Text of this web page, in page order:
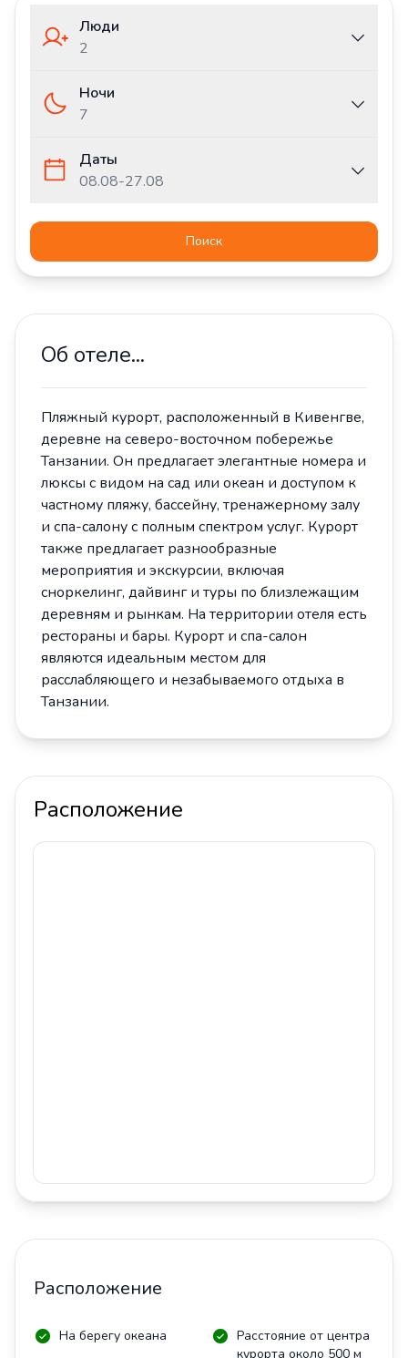
Люди
2
Ночи
7
Даты
08.08-27.08
Поиск
Об отеле...
Пляжный курорт, расположенный в Кивенгве,
деревне на северо-восточном побережье
Танзании. Он предлагает элегантные номера и
люксы с видом на сад или океан и доступом к
частному пляжу, бассейну, тренажерному залу
и спа-салону с полным спектром услуг. Курорт
также предлагает разнообразные
мероприятия и экскурсии, включая
сноркелинг, дайвинг и туры по близлежащим
деревням и рынкам. На территории отеля есть
рестораны и бары. Курорт и спа-салон
являются идеальным местом для
расслабляющего и незабываемого отдыха в
Танзании.
Расположение
Расположение
На берегу океана
Расстояние от центра
курорта около 500 м